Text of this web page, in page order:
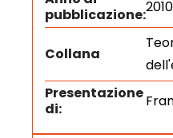
pubblicazione:2010
Collana
Presentazione
di: